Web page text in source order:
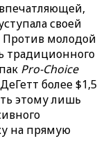
своей
Против молодой
традиционного
Pro-Choice
более $1,5
этому лишь
на прямую